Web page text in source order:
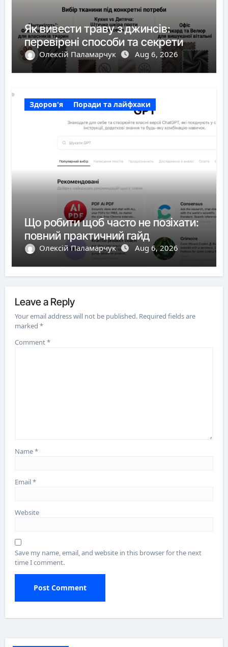
Як вивести траву з джинсів:
перевірені способи та секрети
Олексій Паламарчук Aug 6, 2026
Здоров'я Поради та лайфхаки
Що робити щоб часто не позіхати:
повний практичний гайд
Олексій Паламарчук Aug 6, 2026
Leave a Reply
Your email address will not be published. Required fields are
marked*
Comment*
Name*
Email*
Website
Save my name, email, and website in this browser for the next
time I comment.